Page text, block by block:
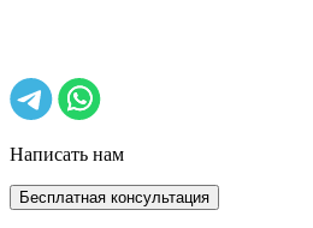
Написать нам
Бесплатная консультация